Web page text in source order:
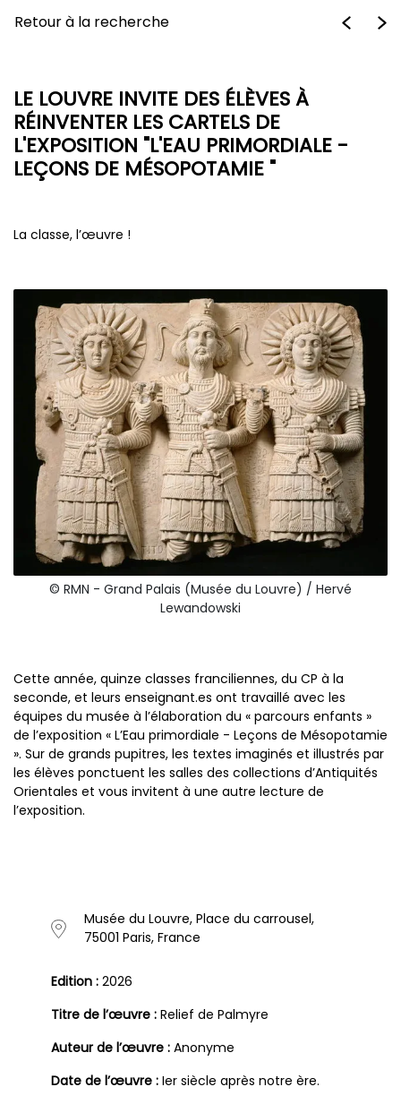
Retour à la recherche
LE LOUVRE INVITE DES ÉLÈVES À
RÉINVENTER LES CARTELS DE
L'EXPOSITION "L'EAU PRIMORDIALE -
LEÇONS DE MÉSOPOTAMIE "
La classe, l’œuvre !
© RMN - Grand Palais (Musée du Louvre) / Hervé
Lewandowski
Cette année, quinze classes franciliennes, du CP à la
seconde, et leurs enseignant.es ont travaillé avec les
équipes du musée à l’élaboration du « parcours enfants »
de l’exposition « L’Eau primordiale - Leçons de Mésopotamie
». Sur de grands pupitres, les textes imaginés et illustrés par
les élèves ponctuent les salles des collections d’Antiquités
Orientales et vous invitent à une autre lecture de
l’exposition.
Musée du Louvre, Place du carrousel,
75001 Paris, France
Edition : 2026
Titre de l’œuvre : Relief de Palmyre
Auteur de l’œuvre : Anonyme
Date de l’œuvre : Ier siècle après notre ère.